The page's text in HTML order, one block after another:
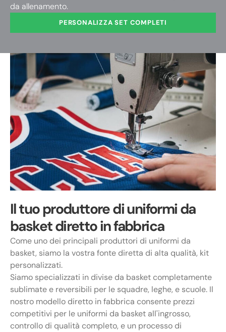
da allenamento.
PERSONALIZZA SET COMPLETI
Il tuo produttore di uniformi da
basket diretto in fabbrica
Come uno dei principali produttori di uniformi da
basket, siamo la vostra fonte diretta di alta qualità, kit
personalizzati.
Siamo specializzati in divise da basket completamente
sublimate e reversibili per le squadre, leghe, e scuole. Il
nostro modello diretto in fabbrica consente prezzi
competitivi per le uniformi da basket all'ingrosso,
controllo di qualità completo, e un processo di